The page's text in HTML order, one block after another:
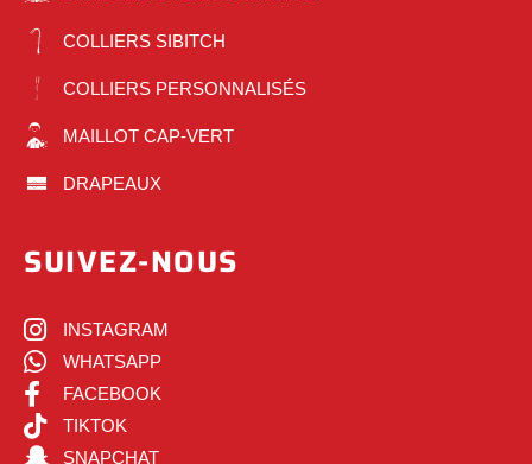
COLLIERS SIBITCH
COLLIERS PERSONNALISÉS
MAILLOT CAP-VERT
DRAPEAUX
SUIVEZ-NOUS
INSTAGRAM
WHATSAPP
FACEBOOK
TIKTOK
SNAPCHAT